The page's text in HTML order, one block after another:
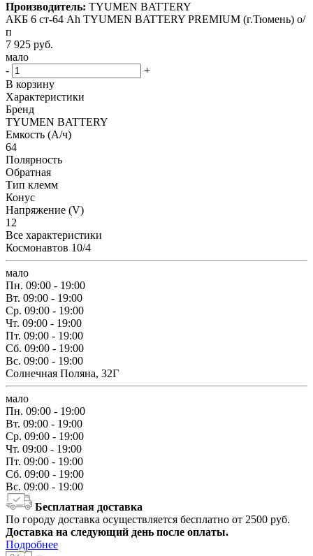
Производитель: TYUMEN BATTERY
АКБ 6 ст-64 Ah TYUMEN BATTERY PREMIUM (г.Тюмень) о/
п
7 925 руб.
мало
-
+
В корзину
Характеристики
Бренд
TYUMEN BATTERY
Емкость (А/ч)
64
Полярность
Обратная
Тип клемм
Конус
Напряжение (V)
12
Все характеристики
Космонавтов 10/4
мало
Пн. 09:00 - 19:00
Вт. 09:00 - 19:00
Ср. 09:00 - 19:00
Чт. 09:00 - 19:00
Пт. 09:00 - 19:00
Сб. 09:00 - 19:00
Вс. 09:00 - 19:00
Солнечная Поляна, 32Г
мало
Пн. 09:00 - 19:00
Вт. 09:00 - 19:00
Ср. 09:00 - 19:00
Чт. 09:00 - 19:00
Пт. 09:00 - 19:00
Сб. 09:00 - 19:00
Вс. 09:00 - 19:00
Бесплатная доставка
По городу доставка осуществляется бесплатно от 2500 руб.
Доставка на следующий день после оплаты.
Подробнее